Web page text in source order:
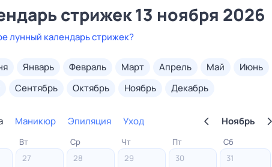
стрижек 13 ноября 2026
лунный календарь стрижек?
январь февраль март апрель май июнь
сентябрь октябрь ноябрь декабрь
Маникюр Эпиляция Уход
Стрижка
Ноябрь
Вт Ср Чт Пт Сб
27 28 29 30 31